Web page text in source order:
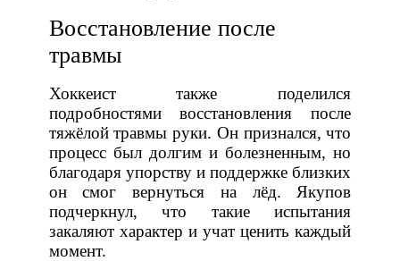
Восстановление после
травмы
Хоккеист также поделился
подробностями восстановления после
тяжёлой травмы руки. Он признался, что
процесс был долгим и болезненным, но
благодаря упорству и поддержке близких
он смог вернуться на лёд. Якупов
подчеркнул, что такие испытания
закаляют характер и учат ценить каждый
момент.